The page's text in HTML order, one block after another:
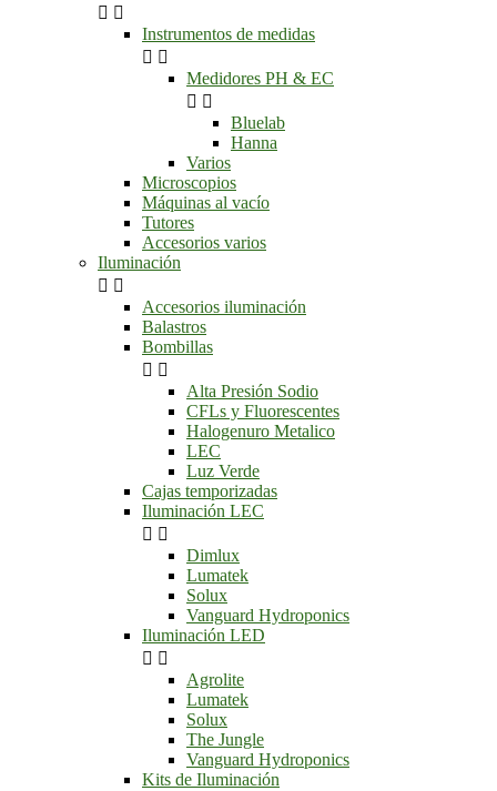
 
Instrumentos de medidas
 
Medidores PH & EC
 
Bluelab
Hanna
Varios
Microscopios
Máquinas al vacío
Tutores
Accesorios varios
Iluminación
 
Accesorios iluminación
Balastros
Bombillas
 
Alta Presión Sodio
CFLs y Fluorescentes
Halogenuro Metalico
LEC
Luz Verde
Cajas temporizadas
Iluminación LEC
 
Dimlux
Lumatek
Solux
Vanguard Hydroponics
Iluminación LED
 
Agrolite
Lumatek
Solux
The Jungle
Vanguard Hydroponics
Kits de Iluminación